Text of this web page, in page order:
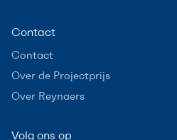
Contact
Contact
Over de Projectprijs
Over Reynaers
Volg ons op